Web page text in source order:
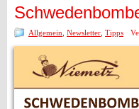
Allgemein Newsletter Tipps